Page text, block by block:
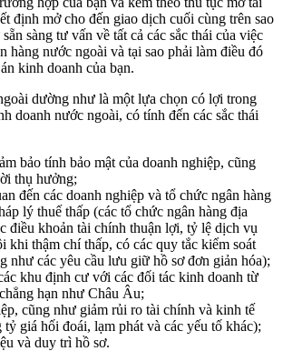
định mở cho đến giao dịch cuối cùng trên sao
sàng tư vấn về tất cả các sắc thái của việc
hàng nước ngoài và tại sao phải làm điều đó
kinh doanh của bạn.
dường như là một lựa chọn có lợi trong
doanh nước ngoài, có tính đến các sắc thái
bảo tính bảo mật của doanh nghiệp, cũng
thụ hưởng;
đến các doanh nghiệp và tổ chức ngân hàng
lý thuế thấp (các tổ chức ngân hàng địa
điều khoản tài chính thuận lợi, tỷ lệ dịch vụ
khi thậm chí thấp, có các quy tắc kiểm soát
như các yêu cầu lưu giữ hồ sơ đơn giản hóa);
khu định cư với các đối tác kinh doanh từ
hạn như Châu Âu;
cũng như giảm rủi ro tài chính và kinh tế
giá hối đoái, lạm phát và các yếu tố khác);
và duy trì hồ sơ.